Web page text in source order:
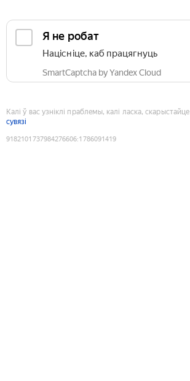
Я не робат
Націсніце, каб працягнуць
SmartCaptcha by Yandex Cloud
Калі ў вас узніклі праблемы, калі ласка, скарыстайце
сувязі
9182101737984276606:1786091419